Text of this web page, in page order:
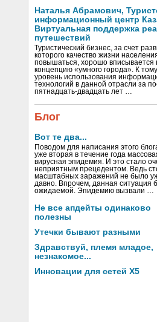
Наталья Абрамович,
информационный центр
Виртуальная поддержка
путешествий
Туристический бизнес, за счет
которого качество жизни
повышаться, хорошо вписывается
концепцию «умного города». К
уровень использования
технологий в данной отрасли за
пятнадцать-двадцать лет …
Блог
Вот те два...
Поводом для написания этого
уже вторая в течение года
вирусная эпидемия. И это стало
неприятным прецедентом. Ведь
масштабных заражений не было
давно. Впрочем, данная ситуация
ожидаемой. Эпидемию вызвали …
Не все апдейты одинаково
полезны
Утечки бывают разными
Здравствуй, племя младое,
незнакомое...
Инновации для сетей X5